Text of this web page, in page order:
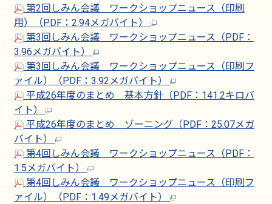
第2回しみん会議 ワークショップニュース（印刷
用）（PDF：2.94メガバイト）
第3回しみん会議 ワークショップニュース（PDF：
3.96メガバイト）
第3回しみん会議 ワークショップニュース（印刷フ
ァイル）（PDF：3.92メガバイト）
平成26年度のまとめ 基本方針（PDF：141.2キロバ
イト）
平成26年度のまとめ ゾーニング（PDF：25.07メガ
バイト）
第4回しみん会議 ワークショップニュース（PDF：
1.5メガバイト）
第4回しみん会議 ワークショップニュース（印刷フ
ァイル）（PDF：1.49メガバイト）